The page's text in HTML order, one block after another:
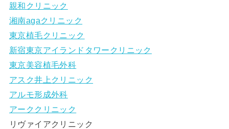
親和クリニック
湘南agaクリニック
東京植毛クリニック
新宿東京アイランドタワークリニック
東京美容植毛外科
アスク井上クリニック
アルモ形成外科
アーククリニック
リヴァイアクリニック